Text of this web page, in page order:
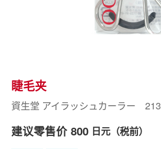
睫毛夹
資生堂 アイラッシュカーラー 213
建议零售价 800 日元（税前）